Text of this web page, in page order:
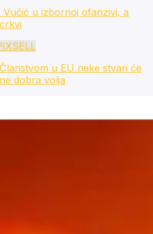
Vučić u izbornoj ofanzivi, a
u EU neke stvari će
dobra volja